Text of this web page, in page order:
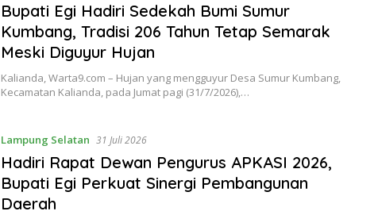
Bupati Egi Hadiri Sedekah Bumi Sumur
Kumbang, Tradisi 206 Tahun Tetap Semarak
Meski Diguyur Hujan
Kalianda, Warta9.com – Hujan yang mengguyur Desa Sumur Kumbang,
Kecamatan Kalianda, pada Jumat pagi (31/7/2026),…
Lampung Selatan 31 Juli 2026
Hadiri Rapat Dewan Pengurus APKASI 2026,
Bupati Egi Perkuat Sinergi Pembangunan
Daerah